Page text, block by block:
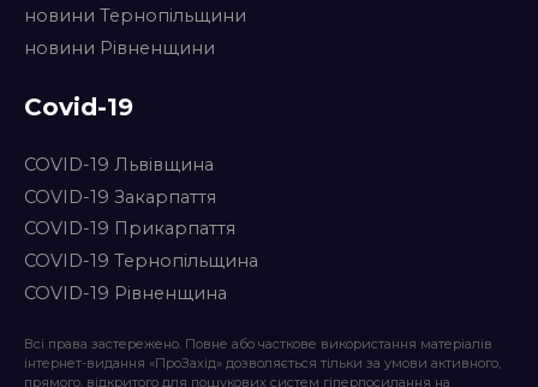
новини Тернопільщини
новини Рівненщини
Covid-19
COVID-19 Львівщина
COVID-19 Закарпаття
COVID-19 Прикарпаття
COVID-19 Тернопільщина
COVID-19 Рівненщина
Всі права застережено. Повне або часткове використання матеріалів
інтернет-видання «ПроЗахід» дозволяється тільки за умови активного,
прямого, відкритого для пошукових систем гіперпосилання на